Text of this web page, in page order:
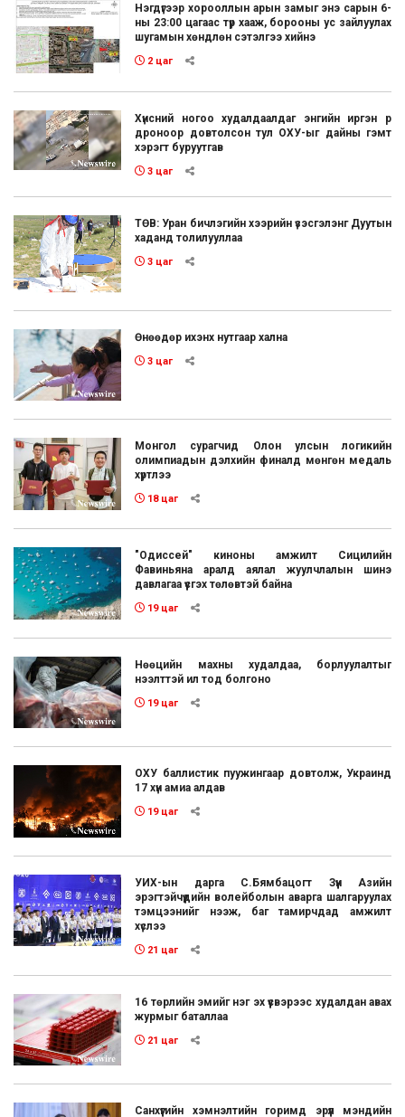
Нэгдүгээр хорооллын арын замыг энэ сарын 6-
ны 23:00 цагаас түр хааж, борооны ус зайлуулах
шугамын хөндлөн сэтэлгээ хийнэ
2 цаг
Хүнсний ногоо худалдаалдаг энгийн иргэн рүү
дроноор довтолсон тул ОХУ-ыг дайны гэмт
хэрэгт буруутгав
3 цаг
ТӨВ: Уран бичлэгийн хээрийн үзэсгэлэнг Дуутын
хаданд толилууллаа
3 цаг
Өнөөдөр ихэнх нутгаар хална
3 цаг
Монгол сурагчид Олон улсын логикийн
олимпиадын дэлхийн финалд мөнгөн медаль
хүртлээ
18 цаг
"Одиссей" киноны амжилт Сицилийн
Фавиньяна аралд аялал жуулчлалын шинэ
давлагаа үүсгэх төлөвтэй байна
19 цаг
Нөөцийн махны худалдаа, борлуулалтыг
нээлттэй ил тод болгоно
19 цаг
ОХУ баллистик пуужингаар довтолж, Украинд
17 хүн амиа алдав
19 цаг
УИХ-ын дарга С.Бямбацогт Зүүн Азийн
эрэгтэйчүүдийн волейболын аварга шалгаруулах
тэмцээнийг нээж, баг тамирчдад амжилт
хүслээ
21 цаг
16 төрлийн эмийг нэг эх үүсвэрээс худалдан авах
журмыг баталлаа
21 цаг
Санхүүгийн хэмнэлтийн горимд эрүүл мэндийн